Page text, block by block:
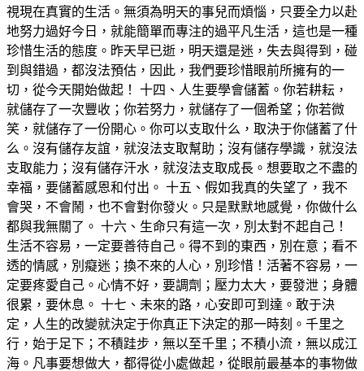
視現在真實的生活。無須為明天的事兒而煩惱，只要全力以赴
地努力過好今日，就能簡單而專注的過平凡生活，這也是一種
珍惜生活的態度。昨天早已逝，明天還是迷，失去與得到，碰
到與錯過，都沒法預估，因此，我們要珍惜眼前所擁有的一
切，從今天開始做起！ 十四、人生要學會儲蓄。你若耕耘，
就儲存了一次豐收；你若努力，就儲存了一個希望；你若微
笑，就儲存了一份開心。你可以支取什么，取決于你儲蓄了什
么。沒有儲存友誼，就沒法支取幫助；沒有儲存學識，就沒法
支取能力；沒有儲存汗水，就沒法支取成長。想要取之不盡的
幸福，要儲蓄感恩和付出。 十五、假如我真的失望了，我不
會哭，不會鬧，也不會對你發火。只是默默地感覺，你做什么
都與我無關了。 十六、生命只有這一次，別太對不起自己！
生活不容易，一定要善待自己。得不到的東西，別在意；看不
透的情感，別癡迷；換不來的人心，別珍惜！活著不容易，一
定要疼愛自己。心情不好，要調劑；壓力太大，要發泄；身體
很累，要休息。 十七、未來的路，心安即可到達。敢于決
定，人生的改變就決定于你真正下決定的那一時刻。千里之
行，始于足下；不積跬步，無以至千里；不積小流，無以成江
海。凡事要想做大，都得從小處做起，從眼前最基本的事物做